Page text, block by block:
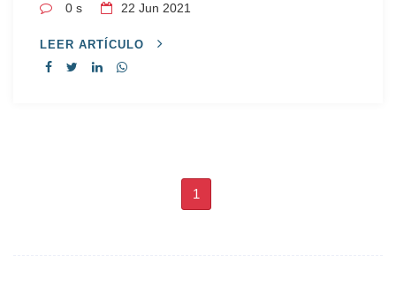
0 s
22 Jun 2021
LEER ARTÍCULO
1